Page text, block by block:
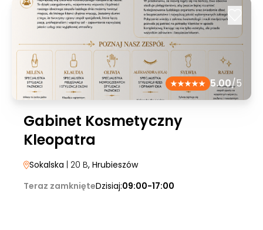
5.00/5
Gabinet Kosmetyczny
Kleopatra
Sokalska | 20 B, Hrubieszów
Teraz zamknięteDzisiaj:09:00-17:00